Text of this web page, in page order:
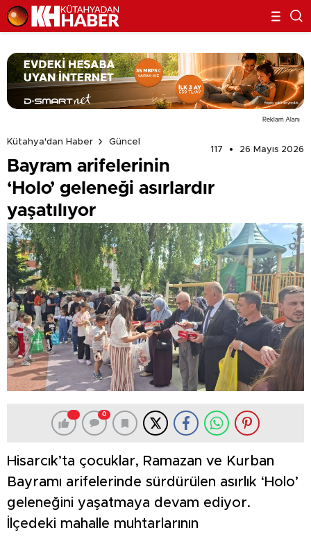
Reklam Alanı
Kütahya'dan Haber
Güncel
117
26 Mayıs 2026
Bayram arifelerinin
‘Holo’ geleneği asırlardır
yaşatılıyor
0
Hisarcık’ta çocuklar, Ramazan ve Kurban
Bayramı arifelerinde sürdürülen asırlık ‘Holo’
geleneğini yaşatmaya devam ediyor.
İlçedeki mahalle muhtarlarının